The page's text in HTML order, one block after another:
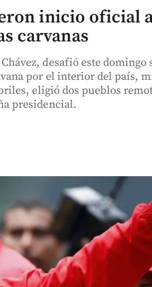
inicio oficial
carvanas
desafió este domingo
por el interior del país,
eligió dos pueblos
presidencial.